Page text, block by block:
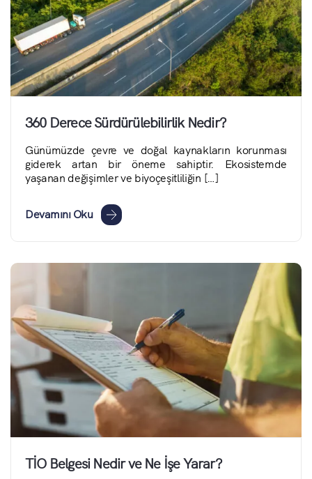
360 Derece Sürdürülebilirlik Nedir?
Günümüzde çevre ve doğal kaynakların korunması
giderek artan bir öneme sahiptir. Ekosistemde
yaşanan değişimler ve biyoçeşitliliğin […]
Devamını Oku
TİO Belgesi Nedir ve Ne İşe Yarar?